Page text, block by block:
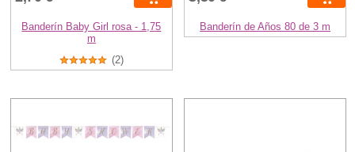
Banderín Baby Girl rosa - 1,75
m
(2)
Banderín de Años 80 de 3 m